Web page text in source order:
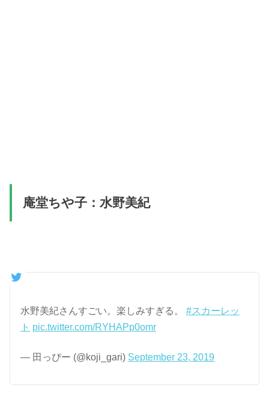
庵堂ちや子：水野美紀
水野美紀さんすごい。楽しみすぎる。#スカーレッ
ト pic.twitter.com/RYHAPp0omr
— 田っぴー (@koji_gari) September 23, 2019